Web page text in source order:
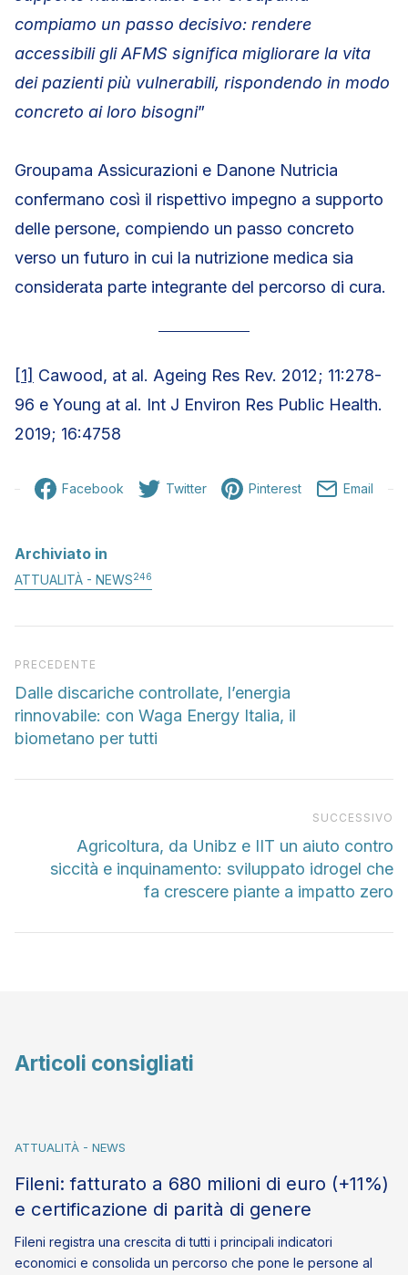
compiamo un passo decisivo: rendere
accessibili gli AFMS significa migliorare la vita
dei pazienti più vulnerabili, rispondendo in modo
concreto ai loro bisogni”
Groupama Assicurazioni e Danone Nutricia
confermano così il rispettivo impegno a supporto
delle persone, compiendo un passo concreto
verso un futuro in cui la nutrizione medica sia
considerata parte integrante del percorso di cura.
[1] Cawood, at al. Ageing Res Rev. 2012; 11:278-
96 e Young at al. Int J Environ Res Public Health.
2019; 16:4758
Facebook Twitter Pinterest Email
Archiviato in
ATTUALITÀ - NEWS246
Articolo precedente
PRECEDENTE
Dalle discariche controllate, l’energia
rinnovabile: con Waga Energy Italia, il
biometano per tutti
SUCCESSIVO
Agricoltura, da Unibz e IIT un aiuto contro
siccità e inquinamento: sviluppato idrogel che
fa crescere piante a impatto zero
Articoli consigliati
ATTUALITÀ - NEWS
Fileni: fatturato a 680 milioni di euro (+11%)
e certificazione di parità di genere
Fileni registra una crescita di tutti i principali indicatori
economici e consolida un percorso che pone le persone al